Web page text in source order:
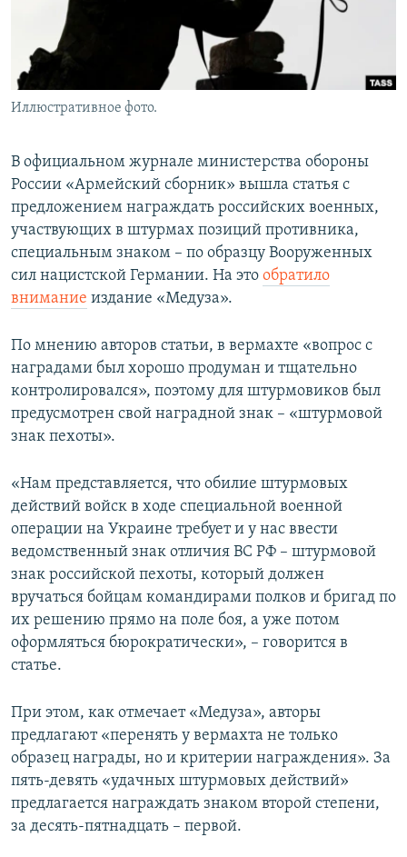
Иллюстративное фото.
В официальном журнале министерства обороны
России «Армейский сборник» вышла статья с
предложением награждать российских военных,
участвующих в штурмах позиций противника,
специальным знаком – по образцу Вооруженных
сил нацистской Германии. На это обратило
внимание издание «Медуза».
По мнению авторов статьи, в вермахте «вопрос с
наградами был хорошо продуман и тщательно
контролировался», поэтому для штурмовиков был
предусмотрен свой наградной знак – «штурмовой
знак пехоты».
«Нам представляется, что обилие штурмовых
действий войск в ходе специальной военной
операции на Украине требует и у нас ввести
ведомственный знак отличия ВС РФ – штурмовой
знак российской пехоты, который должен
вручаться бойцам командирами полков и бригад по
их решению прямо на поле боя, а уже потом
оформляться бюрократически», – говорится в
статье.
При этом, как отмечает «Медуза», авторы
предлагают «перенять у вермахта не только
образец награды, но и критерии награждения». За
пять-девять «удачных штурмовых действий»
предлагается награждать знаком второй степени,
за десять-пятнадцать – первой.